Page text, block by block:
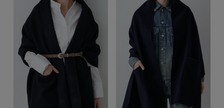
【雨の日】急な雨対策グッズ
【限定】ここでしか買えないアイテム
【ペプラム】トレンドシルエット
『ELLE』最新号掲載
ワンピース・チュニック
パンツ
スカート
パンプス
スニーカー
フラットシューズ
カゴバッグ
ショルダーバッグ
トートバッグ
すべてのファッション小物
ストール・マフラー・ケープ
帽子・イヤーマフ
ヘアアクセサリー
アクセサリー
すべてのアクセサリー
ピアス・イヤリング
ネックレス
ランジェリー
すべてのランジェリー
ランジェリー
スポーツ
すべてのスポーツ